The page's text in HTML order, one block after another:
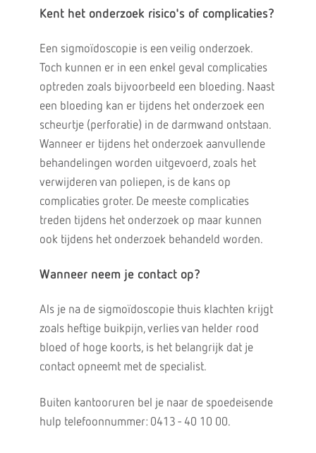
Kent het onderzoek risico's of complicaties?
Een sigmoïdoscopie is een veilig onderzoek.
Toch kunnen er in een enkel geval complicaties
optreden zoals bijvoorbeeld een bloeding. Naast
een bloeding kan er tijdens het onderzoek een
scheurtje (perforatie) in de darmwand ontstaan.
Wanneer er tijdens het onderzoek aanvullende
behandelingen worden uitgevoerd, zoals het
verwijderen van poliepen, is de kans op
complicaties groter. De meeste complicaties
treden tijdens het onderzoek op maar kunnen
ook tijdens het onderzoek behandeld worden.
Wanneer neem je contact op?
Als je na de sigmoïdoscopie thuis klachten krijgt
zoals heftige buikpijn, verlies van helder rood
bloed of hoge koorts, is het belangrijk dat je
contact opneemt met de specialist.
Buiten kantooruren bel je naar de spoedeisende
hulp telefoonnummer: 0413 - 40 10 00.